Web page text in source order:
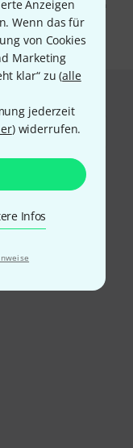
Anzeigen
Wenn das für
von Cookies
Marketing
klar“ zu (alle
jederzeit
) widerrufen.
Infos
finden Sie in
.
bezahlen